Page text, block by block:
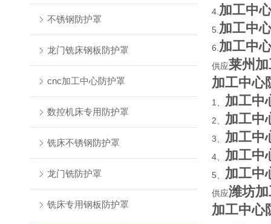
不锈钢防护罩
龙门铣床钢板防护罩
cnc加工中心防护罩
数控机床专用防护罩
铣床不锈钢防护罩
龙门铣防护罩
铣床专用钢板防护罩
4. 加工中
5. 加工中
6. 加工中
供应莱州
加工中心
1、 加工中
2、 加工中
3、 加工中
4、 加工中
5、 加工中
供应潍坊
加工中心